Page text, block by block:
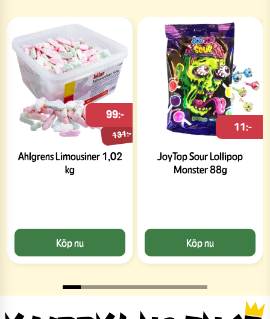
Ahlgrens Limousiner 1,02
kg
131:-
99:-
Köp nu
JoyTop Sour Lollipop
Monster 88g
11:-
Köp nu